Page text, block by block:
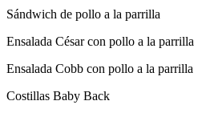
Sándwich de pollo a la parrilla
Ensalada César con pollo a la parrilla
Ensalada Cobb con pollo a la parrilla
Costillas Baby Back